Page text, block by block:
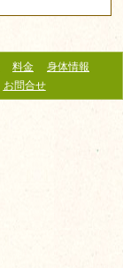
料金
身体情報
お問合せ